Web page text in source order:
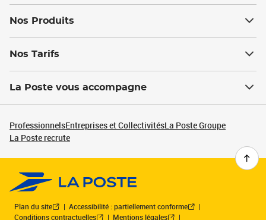
Nos Produits
Nos Tarifs
La Poste vous accompagne
ProfessionnelsEntreprises et CollectivitésLa Poste Groupe
La Poste recrute
Plan du site
Accessibilité : partiellement conforme
Conditions contractuelles
Mentions légales